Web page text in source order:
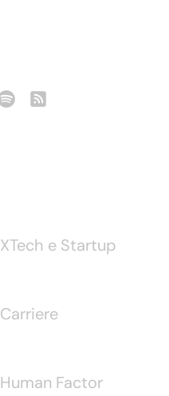
XTech e Startup
Carriere
Human Factor